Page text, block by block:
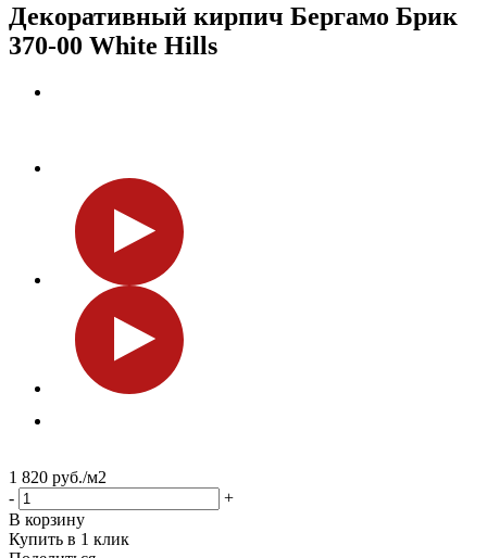
Декоративный кирпич Бергамо Брик
370-00 White Hills
1 820 руб./м2
-
+
В корзину
Купить в 1 клик